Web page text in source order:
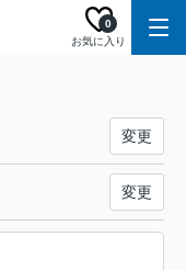
お気に入り
0
変更
変更